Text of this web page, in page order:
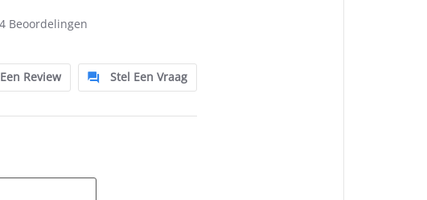
4.5
star
4 Beoordelingen
Review
Stel Een Vraag